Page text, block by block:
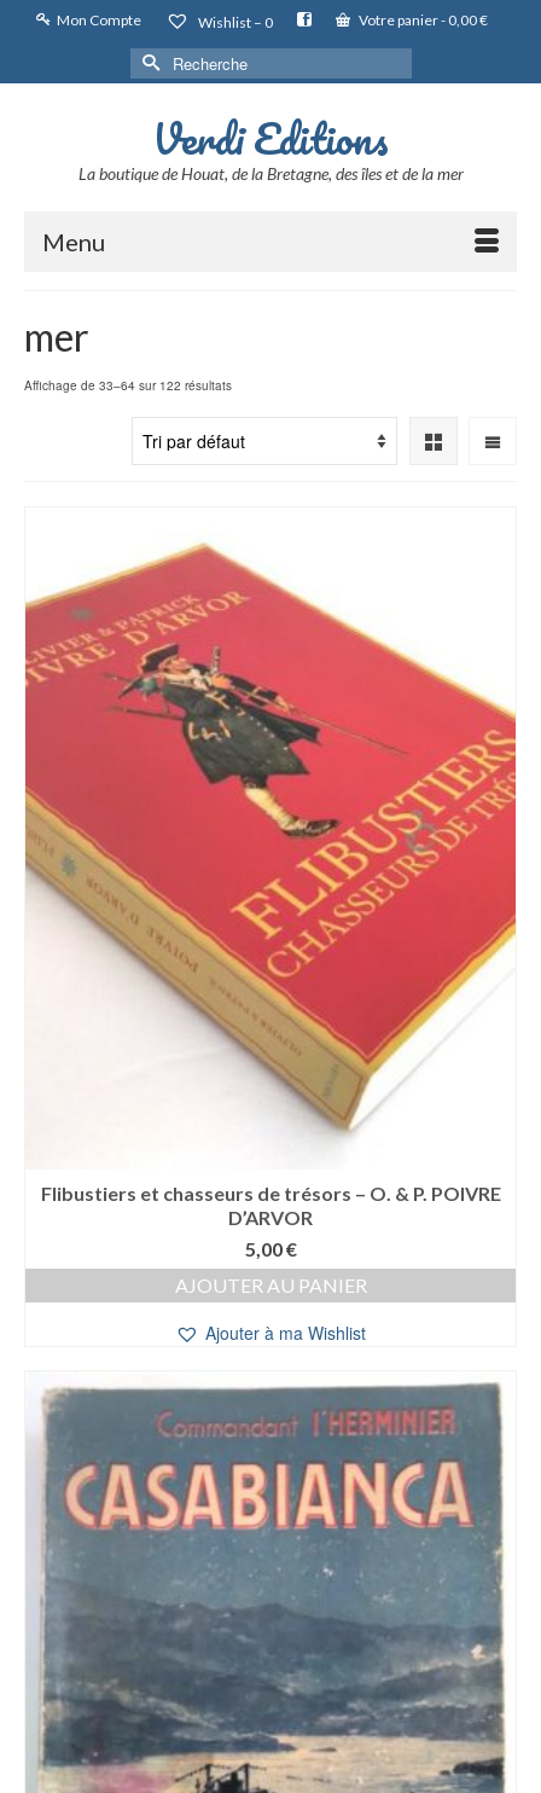
Mon Compte Wishlist – 0 Votre panier- 0,00€
Rechercher :
Verdi Editions
La boutique de Houat, de la Bretagne, des îles et de la mer
Menu
mer
Affichage de 33–64 sur 122 résultats
Flibustiers et chasseurs de trésors – O. & P. POIVRE
D’ARVOR
5,00€
AJOUTER AU PANIER
Ajouter à ma Wishlist